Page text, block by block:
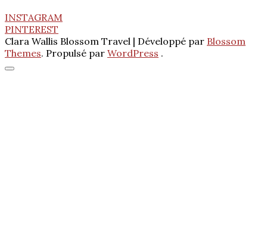
INSTAGRAM
PINTEREST
Clara Wallis Blossom Travel | Développé par Blossom
Themes. Propulsé par WordPress .